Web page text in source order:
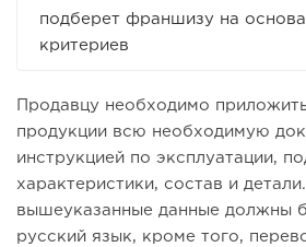
подберет франшизу на
критериев
Продавцу необходимо
продукции всю необходимую
инструкцией по эксплуатации,
характеристики, состав и
вышеуказанные данные должны
русский язык, кроме того,